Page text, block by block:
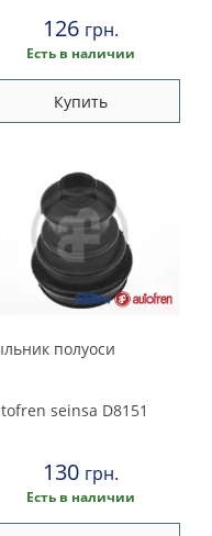
126 грн.
Есть в наличии
Купить
полуоси
seinsa D8151
130 грн.
Есть в наличии